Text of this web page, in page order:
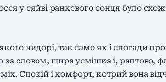
у сяйві ранкового сонця було
чидорі, так само як і спогади
за словом, щира усмішка і, раптово,
Спокій і комфорт, котрий вона